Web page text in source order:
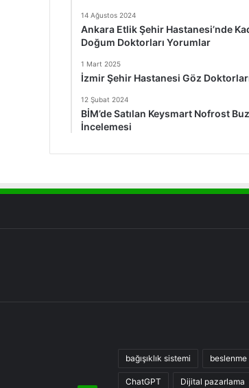
14 Ağustos 2024
Ankara Etlik Şehir Hastanesi’nde
Doğum Doktorları Yorumlar
1 Mart 2025
İzmir Şehir Hastanesi Göz
12 Şubat 2024
BİM’de Satılan Keysmart Nofrost
İncelemesi
bağışıklık sistemi beslenme
ChatGPT Dijital pazarlama